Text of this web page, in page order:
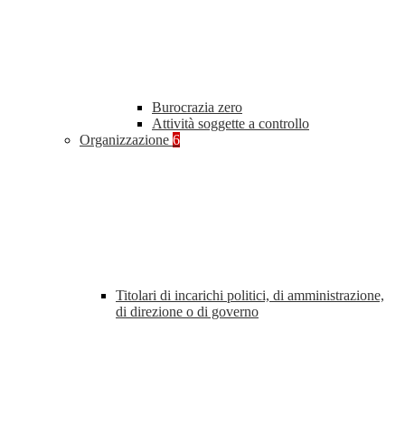
Burocrazia zero
Attività soggette a controllo
Organizzazione 6
Titolari di incarichi politici, di amministrazione,
di direzione o di governo